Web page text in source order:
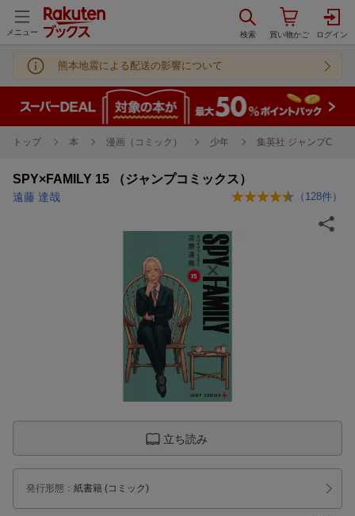
メニュー
熊本地震による配送の影響について
トップ 本 漫画（コミック） 少年 集英社 ジャンプC
SPY×FAMILY 15 （ジャンプコミックス）
遠藤 達哉 （ 128件）
立ち読み
発行形態 ： 紙書籍 (コミック)